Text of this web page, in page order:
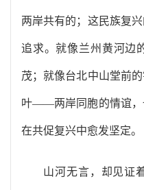
两岸共有的；这民族复
追求。就像兰州黄河边
茂；就像台北中山堂前
叶——两岸同胞的情谊，
在共促复兴中愈发坚定。
山河无言，却见证